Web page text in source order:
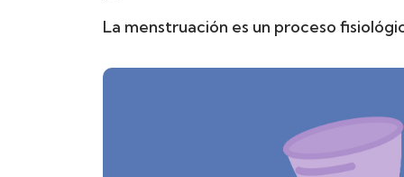
La menstruación es un proceso